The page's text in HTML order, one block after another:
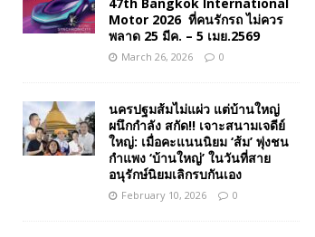
Motor 2026 ที่คนรักรถ ไม่ควร
พลาด 25 มีค. – 5 เมย.2569
March 26, 2026 0
นครปฐมส้มไม่แผ่ว แต่บ้านใหญ่
ผนึกกำลัง สกัด!! เจาะสนามเจดีย์
ใหญ่: เมื่อคะแนนนิยม ‘ส้ม’ พุ่งชน
กำแพง ‘บ้านใหญ่’ ในวันที่สาย
อนุรักษ์นิยมเลิกรบกันเอง
February 10, 2026 0